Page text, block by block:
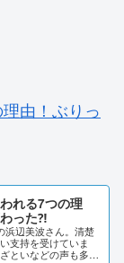
由！ぶりっ
れる7つの理
った⁈
浜辺美波さん。清楚
支持を受けていま
といなどの声も多く